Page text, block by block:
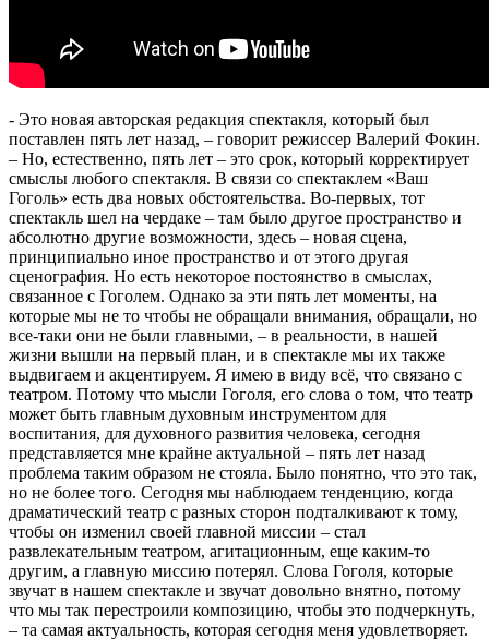
- Это новая авторская редакция спектакля, который был
поставлен пять лет назад, – говорит режиссер Валерий Фокин.
– Но, естественно, пять лет – это срок, который корректирует
смыслы любого спектакля. В связи со спектаклем «Ваш
Гоголь» есть два новых обстоятельства. Во-первых, тот
спектакль шел на чердаке – там было другое пространство и
абсолютно другие возможности, здесь – новая сцена,
принципиально иное пространство и от этого другая
сценография. Но есть некоторое постоянство в смыслах,
связанное с Гоголем. Однако за эти пять лет моменты, на
которые мы не то чтобы не обращали внимания, обращали, но
все-таки они не были главными, – в реальности, в нашей
жизни вышли на первый план, и в спектакле мы их также
выдвигаем и акцентируем. Я имею в виду всё, что связано с
театром. Потому что мысли Гоголя, его слова о том, что театр
может быть главным духовным инструментом для
воспитания, для духовного развития человека, сегодня
представляется мне крайне актуальной – пять лет назад
проблема таким образом не стояла. Было понятно, что это так,
но не более того. Сегодня мы наблюдаем тенденцию, когда
драматический театр с разных сторон подталкивают к тому,
чтобы он изменил своей главной миссии – стал
развлекательным театром, агитационным, еще каким-то
другим, а главную миссию потерял. Слова Гоголя, которые
звучат в нашем спектакле и звучат довольно внятно, потому
что мы так перестроили композицию, чтобы это подчеркнуть,
– та самая актуальность, которая сегодня меня удовлетворяет.